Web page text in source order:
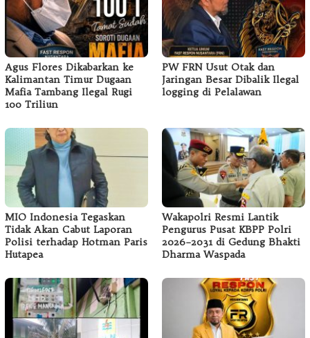
Agus Flores Dikabarkan ke
Kalimantan Timur Dugaan
Mafia Tambang Ilegal Rugi
100 Triliun
PW FRN Usut Otak dan
Jaringan Besar Dibalik Ilegal
logging di Pelalawan
MIO Indonesia Tegaskan
Tidak Akan Cabut Laporan
Polisi terhadap Hotman Paris
Hutapea
Wakapolri Resmi Lantik
Pengurus Pusat KBPP Polri
2026–2031 di Gedung Bhakti
Dharma Waspada